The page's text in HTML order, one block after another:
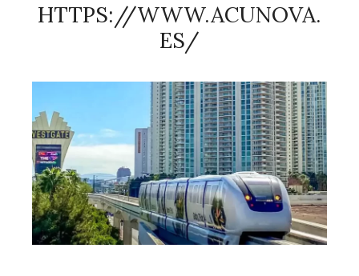
HTTPS://WWW.ACUNOVA.
ES/